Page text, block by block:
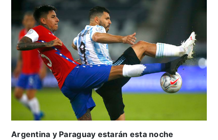
Argentina y Paraguay estarán esta noche